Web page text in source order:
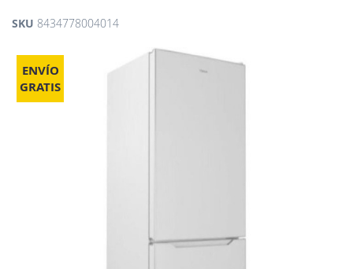
ENVÍO
GRATIS
SKU 8434778004014
Saltar
final
de